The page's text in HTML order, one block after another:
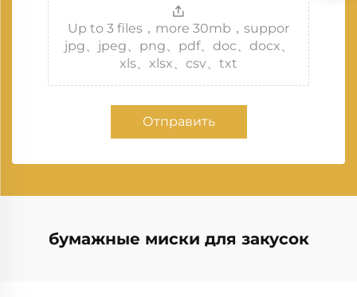
Up to 3 files，more 30mb，suppor
jpg、jpeg、png、pdf、doc、docx、
xls、xlsx、csv、txt
Отправить
бумажные миски для закусок